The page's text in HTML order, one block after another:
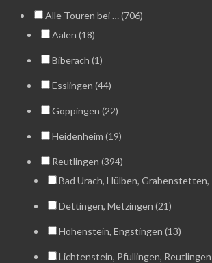
Alle Touren bei … (706)
Aalen (18)
Biberach (1)
Esslingen (44)
Göppingen (22)
Heidenheim (19)
Reutlingen (394)
Bad Urach, Hülben, Grabenstetten,
Dettingen, Metzingen (21)
Hohenstein, Engstingen (13)
Lichtenstein, Pfullingen, Reutlingen